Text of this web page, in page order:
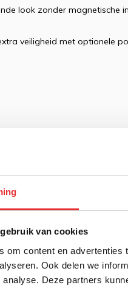
van cookies
om content en
Ook delen we
analyse. Deze partners
look zonder magnetische
veiligheid met optionele
als een bestelling geplaatst